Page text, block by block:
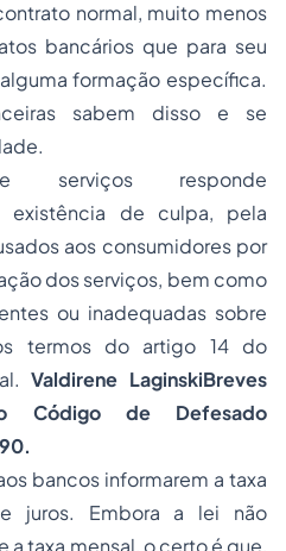
normal, muito menos
bancários que para seu
formação específica.
sabem disso e se
serviços responde
existência de culpa, pela
aos consumidores por
dos serviços, bem como
ou inadequadas sobre
termos do artigo 14 do
Valdirene LaginskiBreves
Código de Defesado
bancos informarem a taxa
juros. Embora a lei não
taxa mensal, o certo é que,